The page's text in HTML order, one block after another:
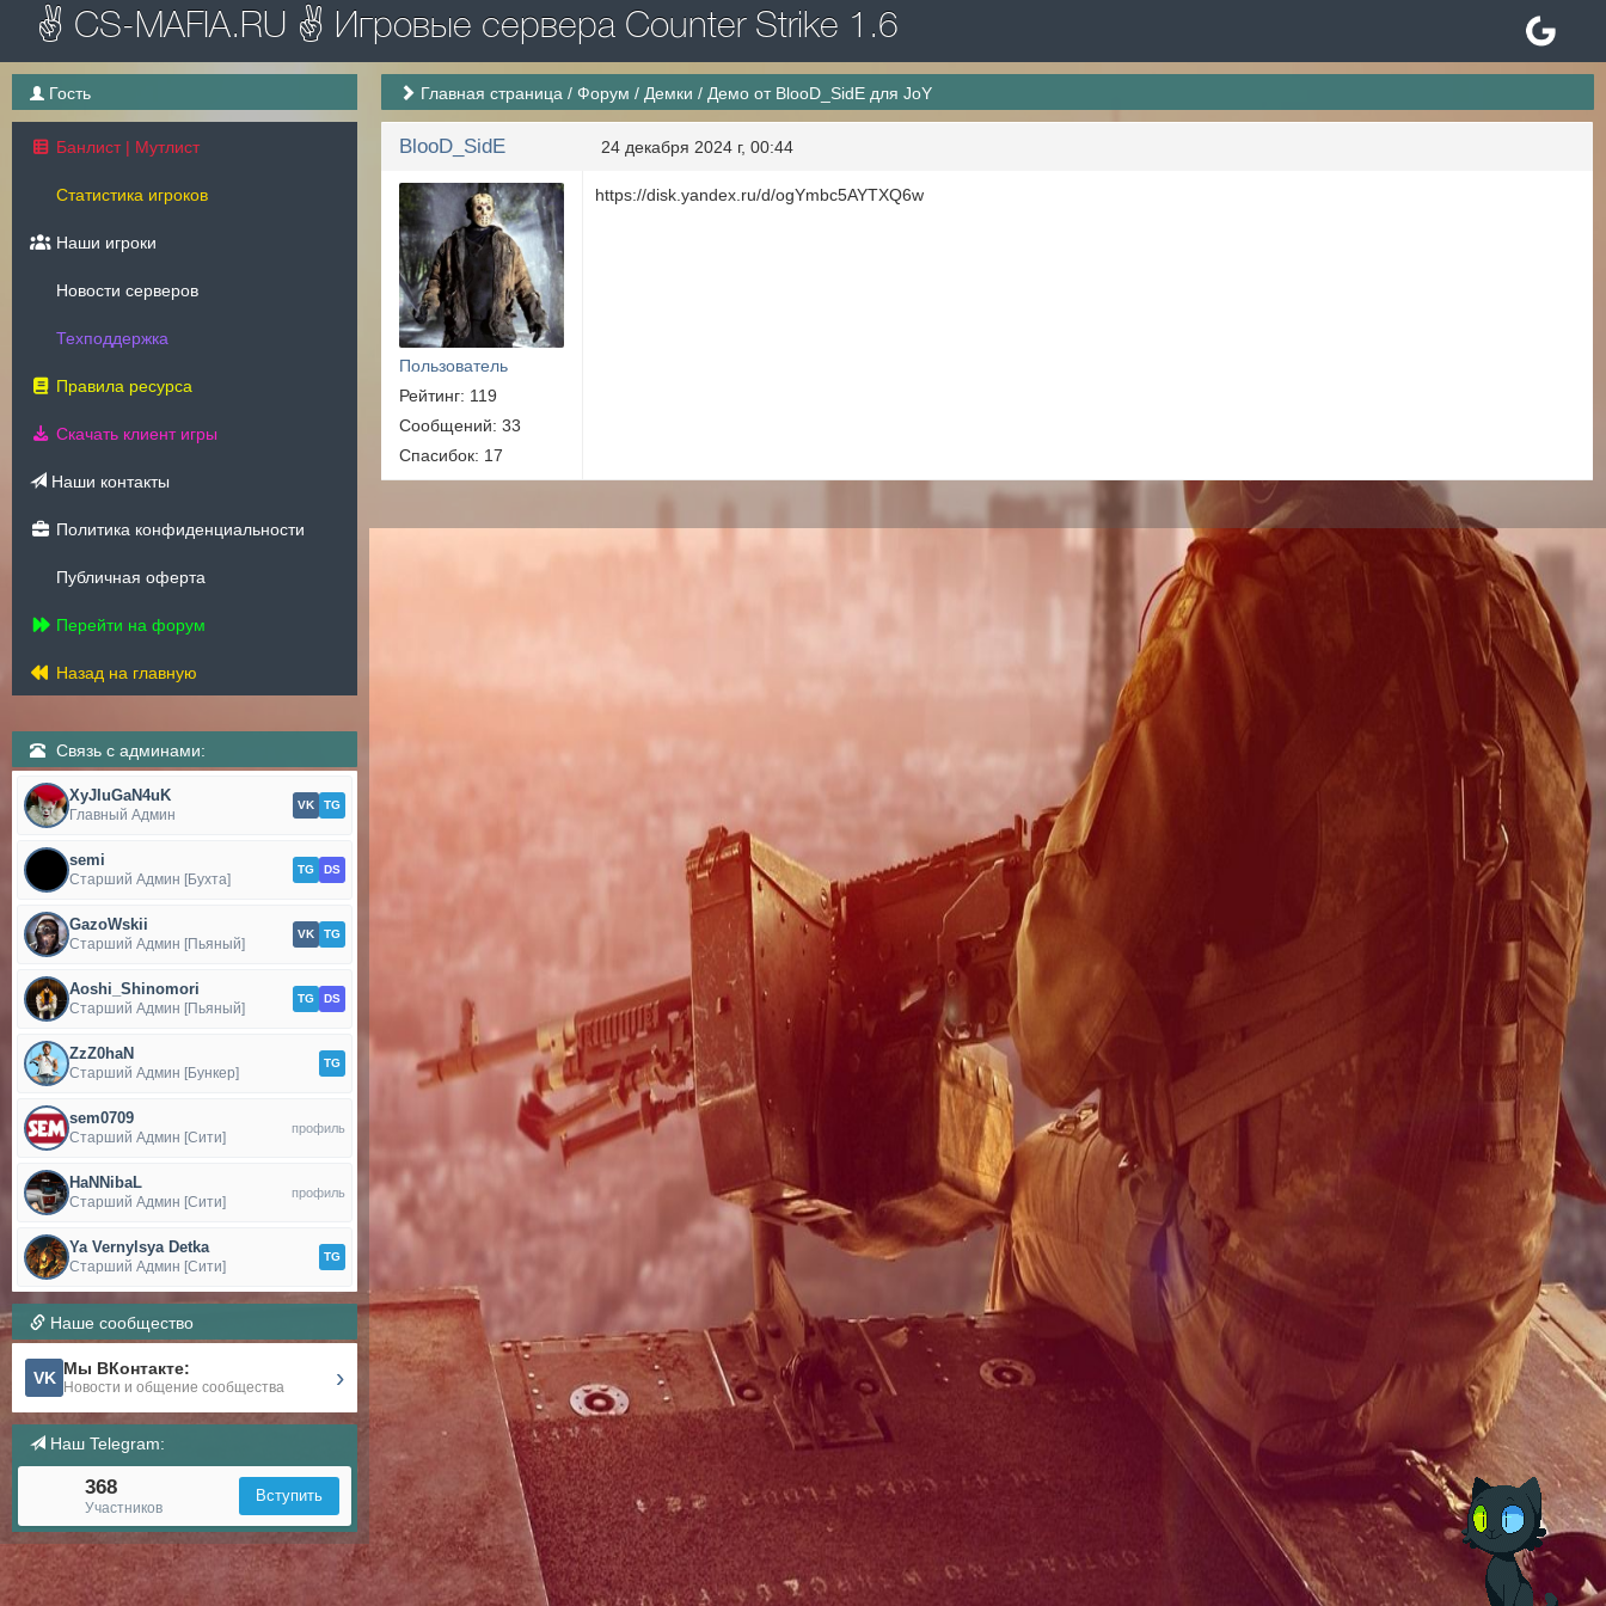
✌ CS-MAFIA.RU ✌ Игровые сервера Counter Strike 1.6
Гость
Банлист | Мутлист
Статистика игроков
Наши игроки
Новости серверов
Техподдержка
Правила ресурса
Скачать клиент игры
Наши контакты
Политика конфиденциальности
Публичная оферта
Перейти на форум
Назад на главную
Связь с админами:
XyJIuGaN4uK
Главный Админ
VK TG
semi
Старший Админ [Бухта]
TG DS
GazoWskii
Старший Админ [Пьяный]
VK TG
Aoshi_Shinomori
Старший Админ [Пьяный]
TG DS
ZzZ0haN
Старший Админ [Бункер]
TG
sem0709
Старший Админ [Сити]
профиль
HaNNibaL
Старший Админ [Сити]
профиль
Ya Vernylsya Detka
Старший Админ [Сити]
TG
Наше сообщество
VK Мы ВКонтакте:
Новости и общение сообщества ›
Наш Telegram:
368
Участников
Вступить
Главная страница /Форум / Демки / Демо от BlooD_SidE для JoY
BlooD_SidE 24 декабря 2024 г, 00:44
Пользователь
Рейтинг: 119
Сообщений: 33
Спасибок: 17
https://disk.yandex.ru/d/ogYmbc5AYTXQ6w